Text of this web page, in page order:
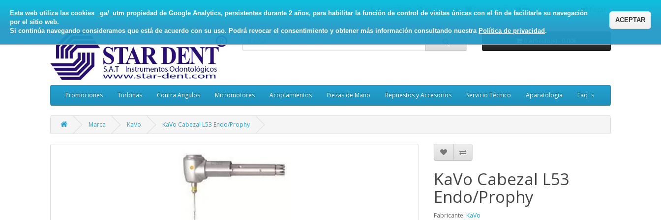
Esta web utiliza las cookies _ga/_utm propiedad de Google Analytics, persistentes durante 2 años, para habilitar la función de control de visitas únicas con el fin de facilitarle su navegación
por el sitio web.
Si continúa navegando consideramos que está de acuerdo con su uso. Podrá revocar el consentimiento y obtener más información consultando nuestra Política de privacidad.
ACEPTAR
93.017.5078 Mi Cuenta Favoritos (0) Carro de Compras
Promociones Turbinas Contra Angulos Micromotores Acoplamientos Piezas de Mano Repuestos y Accesorios Servicio Técnico Aparatologia Faq¨s
Marca KaVo KaVo Cabezal L53 Endo/Prophy
KaVo Cabezal L53
Endo/Prophy
Fabricante: KaVo